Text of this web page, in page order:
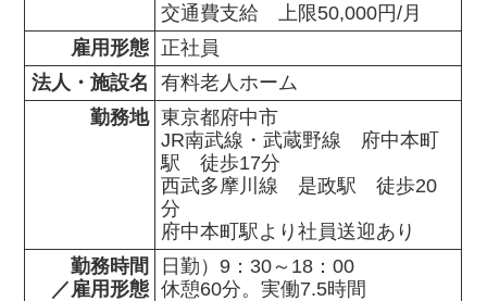
交通費支給　上限50,000円/月
雇用形態 正社員
法人・施設名
有料老人ホーム
勤務地 東京都府中市
JR南武線・武蔵野線　府中本町
駅　徒歩17分
西武多摩川線　是政駅　徒歩20
分
府中本町駅より社員送迎あり
勤務時間
／雇用形態
日勤）9：30～18：00
休憩60分。実働7.5時間